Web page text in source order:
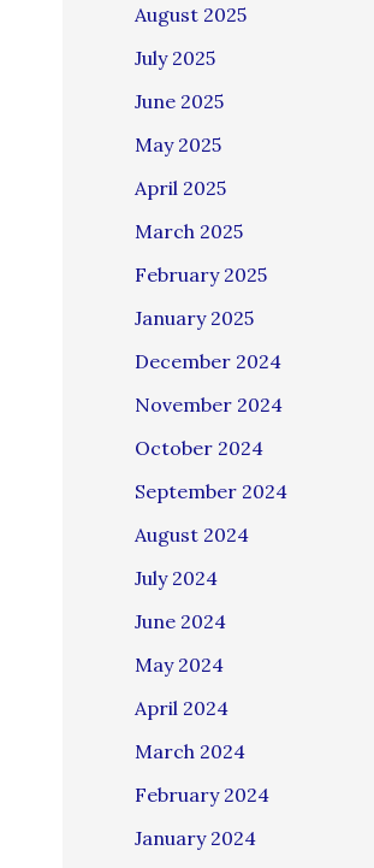
August 2025
July 2025
June 2025
May 2025
April 2025
March 2025
February 2025
January 2025
December 2024
November 2024
October 2024
September 2024
August 2024
July 2024
June 2024
May 2024
April 2024
March 2024
February 2024
January 2024